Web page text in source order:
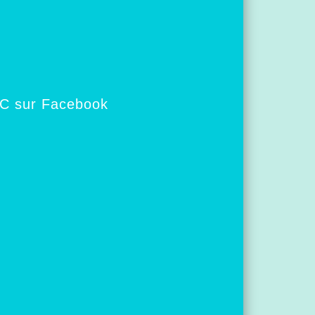
sur Facebook